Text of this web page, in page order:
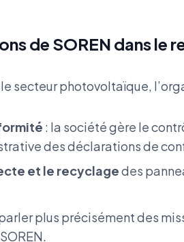
de SOREN dans le
secteur photovoltaïque,
: la société gère le
des déclarations de
et le recyclagedes
parler plus précisément des